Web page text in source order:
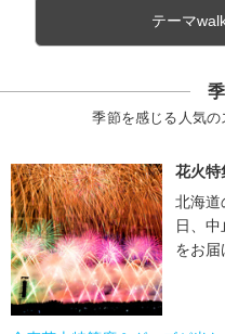
テーマ
季節を感じる人気
花火特
北海道
日、
をお届